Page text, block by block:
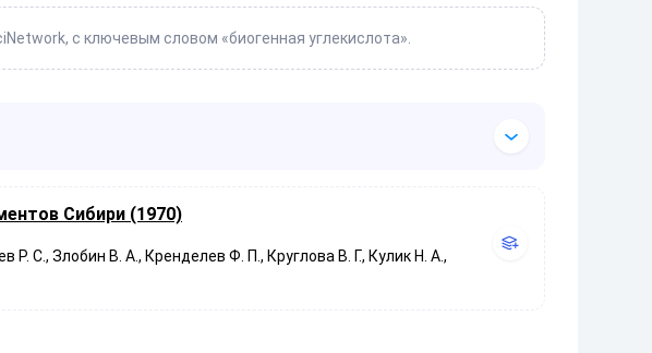
с ключевым словом «биогенная углекислота».
Сибири (1970)
С., Злобин В. А., Кренделев Ф. П., Круглова В. Г., Кулик Н. А.,